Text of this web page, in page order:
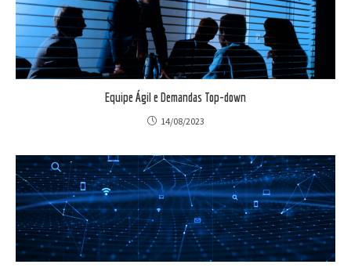
Equipe Ágil e Demandas Top-down
14/08/2023